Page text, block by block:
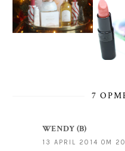
7
WENDY (B)
13 APRIL 2014 OM